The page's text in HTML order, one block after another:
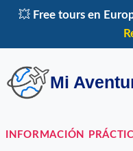
Saltar
💥 Free tours en
Mi
INFORMACIÓN